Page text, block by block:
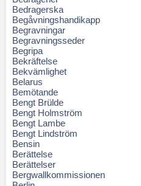
Bedragerska
Begåvningshandikapp
Begravningar
Begravningsseder
Begripa
Bekräftelse
Bekvämlighet
Belarus
Bemötande
Bengt Brülde
Bengt Holmström
Bengt Lambe
Bengt Lindström
Bensin
Berättelse
Berättelser
Bergwallkommissionen